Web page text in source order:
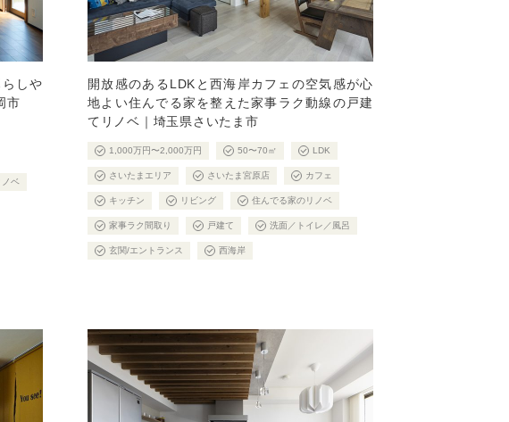
しや
市
ノベ
開放感のあるLDKと西海岸カフェの空気感が心
地よい住んでる家を整えた家事ラク動線の戸建
てリノベ｜埼玉県さいたま市
1,000万円〜2,000万円 50〜70㎡ LDK
さいたまエリア さいたま宮原店 カフェ
キッチン リビング 住んでる家のリノベ
家事ラク間取り 戸建て 洗面／トイレ／風呂
玄関/エントランス 西海岸